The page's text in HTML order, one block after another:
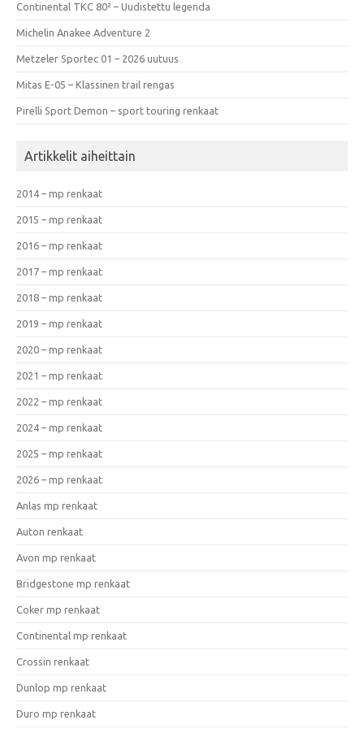
Continental TKC 80² – Uudistettu legenda
Michelin Anakee Adventure 2
Metzeler Sportec 01 – 2026 uutuus
Mitas E-05 – Klassinen trail rengas
Pirelli Sport Demon – sport touring renkaat
Artikkelit aiheittain
2014 – mp renkaat
2015 – mp renkaat
2016 – mp renkaat
2017 – mp renkaat
2018 – mp renkaat
2019 – mp renkaat
2020 – mp renkaat
2021 – mp renkaat
2022 – mp renkaat
2024 – mp renkaat
2025 – mp renkaat
2026 – mp renkaat
Anlas mp renkaat
Auton renkaat
Avon mp renkaat
Bridgestone mp renkaat
Coker mp renkaat
Continental mp renkaat
Crossin renkaat
Dunlop mp renkaat
Duro mp renkaat